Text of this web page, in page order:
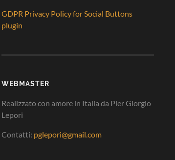
GDPR Privacy Policy for Social Buttons
plugin
WEBMASTER
Realizzato con amore in Italia da Pier Giorgio
Lepori
Contatti: pglepori@gmail.com